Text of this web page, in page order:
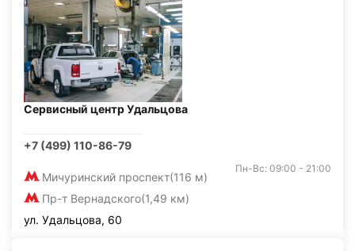
Сервисный центр Удальцова
+7 (499) 110-86-79
Мичуринский проспект(116 м)
Пр-т Вернадского(1,49 км)
Пн-Вс: 09:00 - 21:00
ул. Удальцова, 60